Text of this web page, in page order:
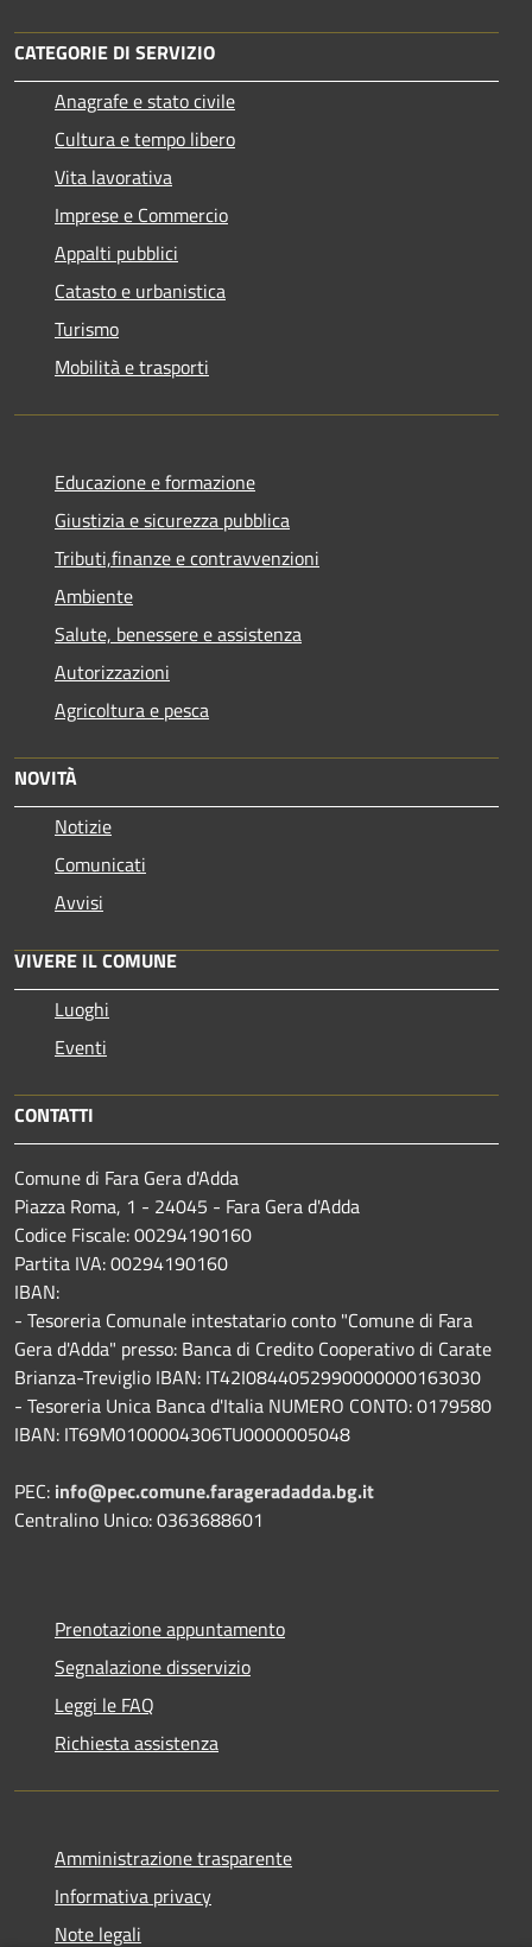
CATEGORIE DI SERVIZIO
Anagrafe e stato civile
Cultura e tempo libero
Vita lavorativa
Imprese e Commercio
Appalti pubblici
Catasto e urbanistica
Turismo
Mobilità e trasporti
Educazione e formazione
Giustizia e sicurezza pubblica
Tributi,finanze e contravvenzioni
Ambiente
Salute, benessere e assistenza
Autorizzazioni
Agricoltura e pesca
NOVITÀ
Notizie
Comunicati
Avvisi
VIVERE IL COMUNE
Luoghi
Eventi
CONTATTI
Comune di Fara Gera d'Adda
Piazza Roma, 1 - 24045 - Fara Gera d'Adda
Codice Fiscale: 00294190160
Partita IVA: 00294190160
IBAN:
- Tesoreria Comunale intestatario conto "Comune di Fara
Gera d'Adda" presso: Banca di Credito Cooperativo di Carate
Brianza-Treviglio IBAN: IT42I0844052990000000163030
- Tesoreria Unica Banca d'Italia NUMERO CONTO: 0179580
IBAN: IT69M0100004306TU0000005048
PEC: info@pec.comune.farageradadda.bg.it
Centralino Unico: 0363688601
Prenotazione appuntamento
Segnalazione disservizio
Leggi le FAQ
Richiesta assistenza
Amministrazione trasparente
Informativa privacy
Note legali